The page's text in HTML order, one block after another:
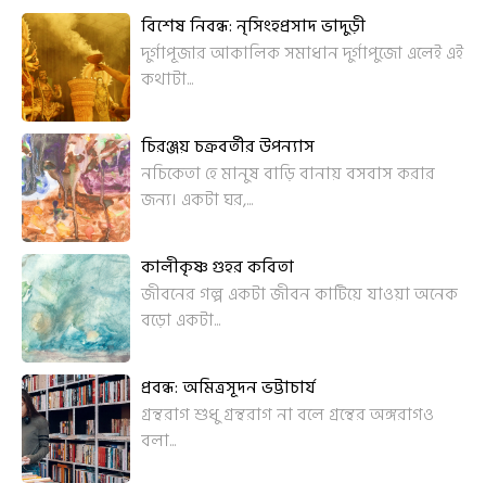
বিশেষ নিবন্ধ: নৃসিংহপ্রসাদ ভাদুড়ী
দুর্গাপূজার আকালিক সমাধান দুর্গাপুজো এলেই এই
কথাটা...
চিরঞ্জয় চক্রবর্তীর উপন্যাস
নচিকেতা হে মানুষ বাড়ি বানায় বসবাস করার
জন্য। একটা ঘর,...
কালীকৃষ্ণ গুহর কবিতা
জীবনের গল্প একটা জীবন কাটিয়ে যাওয়া অনেক
বড়ো একটা...
প্রবন্ধ: অমিত্রসূদন ভট্টাচার্য
গ্রন্থরাগ শুধু গ্রন্থরাগ না বলে গ্রন্থের অঙ্গরাগও
বলা...